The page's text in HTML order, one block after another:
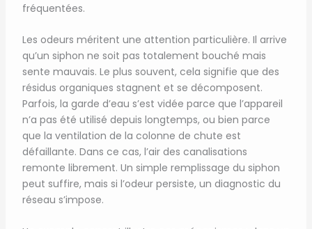
fréquentées.
Les odeurs méritent une attention particulière. Il arrive
qu’un siphon ne soit pas totalement bouché mais
sente mauvais. Le plus souvent, cela signifie que des
résidus organiques stagnent et se décomposent.
Parfois, la garde d’eau s’est vidée parce que l’appareil
n’a pas été utilisé depuis longtemps, ou bien parce
que la ventilation de la colonne de chute est
défaillante. Dans ce cas, l’air des canalisations
remonte librement. Un simple remplissage du siphon
peut suffire, mais si l’odeur persiste, un diagnostic du
réseau s’impose.